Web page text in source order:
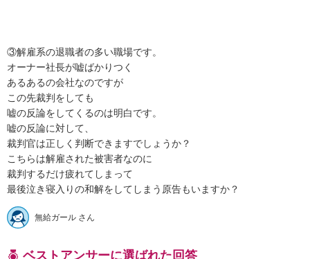
③解雇系の退職者の多い職場です。
オーナー社長が嘘ばかりつく
あるあるの会社なのですが
この先裁判をしても
嘘の反論をしてくるのは明白です。
嘘の反論に対して、
裁判官は正しく判断できますでしょうか？
こちらは解雇された被害者なのに
裁判するだけ疲れてしまって
最後泣き寝入りの和解をしてしまう原告もいますか？
無給ガール さん
ベストアンサーに選ばれた回答